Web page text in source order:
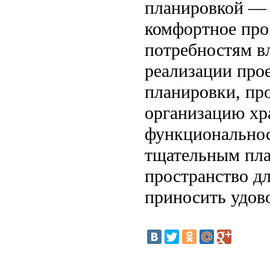
планировкой —
комфортное
потребностям
реализации
планировки,
организацию
тщательным
пространство
приносить